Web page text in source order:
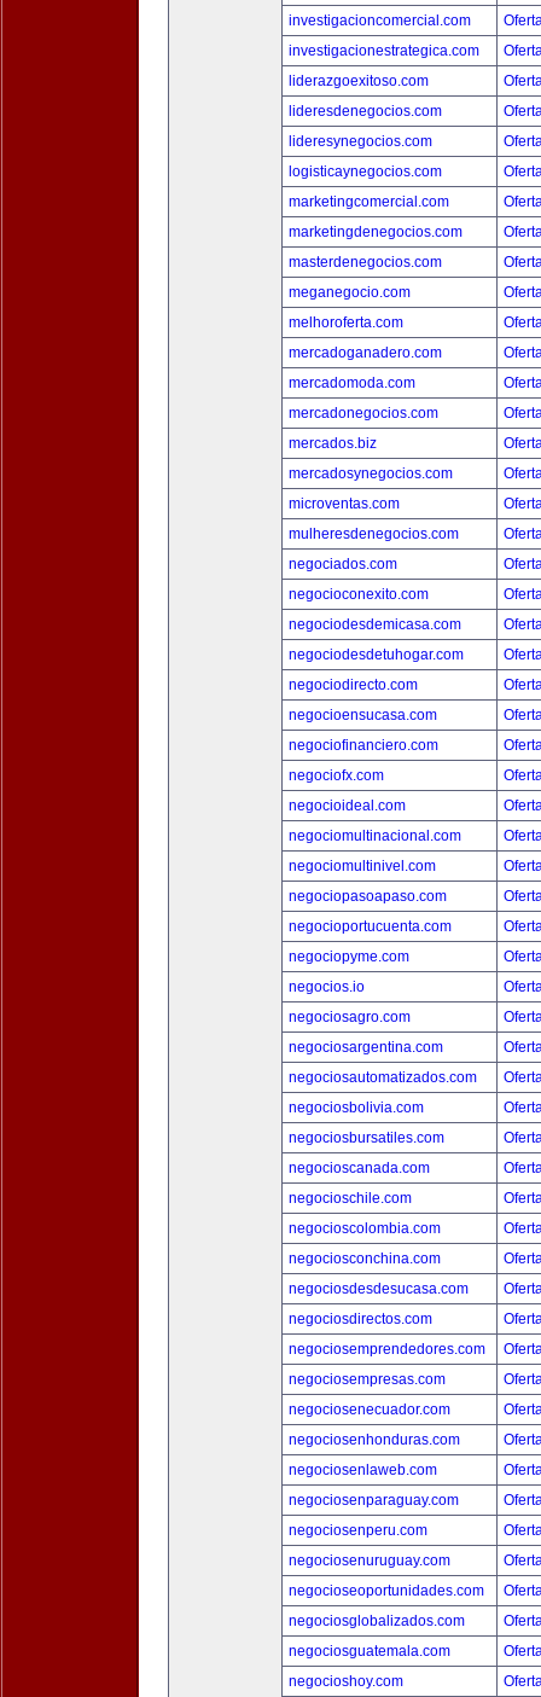
investigacioncomercial.com
investigacionestrategica.com
liderazgoexitoso.com
lideresdenegocios.com
lideresynegocios.com
logisticaynegocios.com
marketingcomercial.com
marketingdenegocios.com
masterdenegocios.com
meganegocio.com
melhoroferta.com
mercadoganadero.com
mercadomoda.com
mercadonegocios.com
mercados.biz
mercadosynegocios.com
microventas.com
mulheresdenegocios.com
negociados.com
negocioconexito.com
negociodesdemicasa.com
negociodesdetuhogar.com
negociodirecto.com
negocioensucasa.com
negociofinanciero.com
negociofx.com
negocioideal.com
negociomultinacional.com
negociomultinivel.com
negociopasoapaso.com
negocioportucuenta.com
negociopyme.com
negocios.io
negociosagro.com
negociosargentina.com
negociosautomatizados.com
negociosbolivia.com
negociosbursatiles.com
negocioscanada.com
negocioschile.com
negocioscolombia.com
negociosconchina.com
negociosdesdesucasa.com
negociosdirectos.com
negociosemprendedores.com
negociosempresas.com
negociosenecuador.com
negociosenhonduras.com
negociosenlaweb.com
negociosenparaguay.com
negociosenperu.com
negociosenuruguay.com
negocioseoportunidades.com
negociosglobalizados.com
negociosguatemala.com
negocioshoy.com